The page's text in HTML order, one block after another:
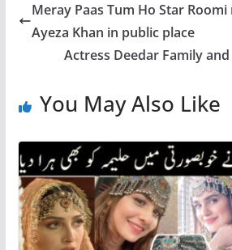
Meray Paas Tum Ho Star
Ayeza Khan in public place
Actress Deedar Family
You May Also Like